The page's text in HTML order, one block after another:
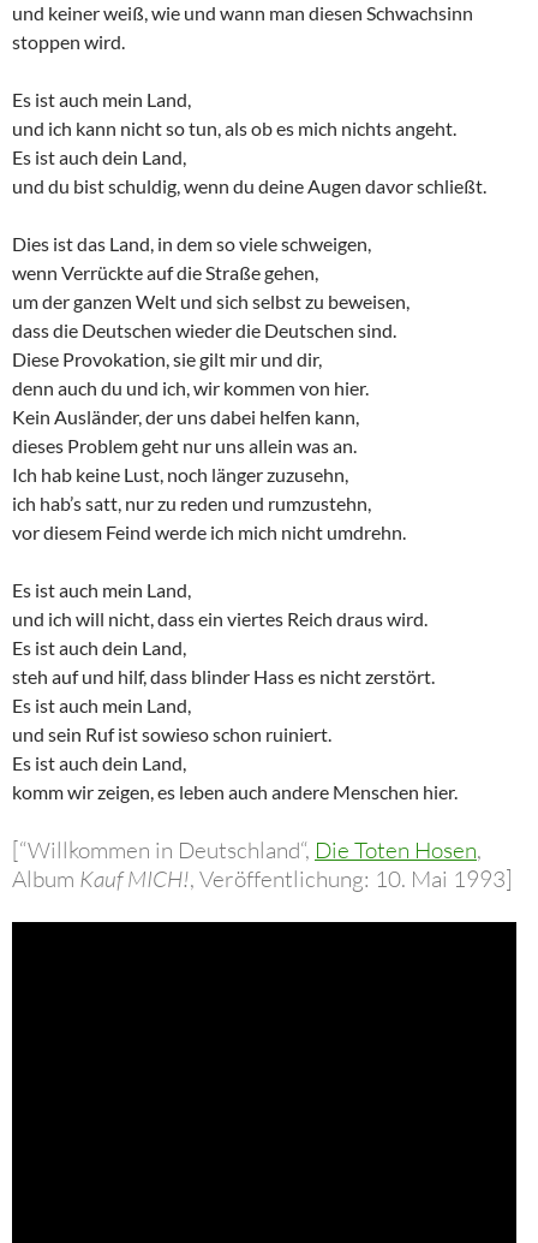
und keiner weiß, wie und wann man diesen Schwachsinn
stoppen wird.
Es ist auch mein Land,
und ich kann nicht so tun, als ob es mich nichts angeht.
Es ist auch dein Land,
und du bist schuldig, wenn du deine Augen davor schließt.
Dies ist das Land, in dem so viele schweigen,
wenn Verrückte auf die Straße gehen,
um der ganzen Welt und sich selbst zu beweisen,
dass die Deutschen wieder die Deutschen sind.
Diese Provokation, sie gilt mir und dir,
denn auch du und ich, wir kommen von hier.
Kein Ausländer, der uns dabei helfen kann,
dieses Problem geht nur uns allein was an.
Ich hab keine Lust, noch länger zuzusehn,
ich hab’s satt, nur zu reden und rumzustehn,
vor diesem Feind werde ich mich nicht umdrehn.
Es ist auch mein Land,
und ich will nicht, dass ein viertes Reich draus wird.
Es ist auch dein Land,
steh auf und hilf, dass blinder Hass es nicht zerstört.
Es ist auch mein Land,
und sein Ruf ist sowieso schon ruiniert.
Es ist auch dein Land,
komm wir zeigen, es leben auch andere Menschen hier.
[“Willkommen in Deutschland“, Die Toten Hosen,
Album Kauf MICH!, Veröffentlichung: 10. Mai 1993]